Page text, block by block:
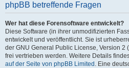
phpBB betreffende Fragen
Wer hat diese Forensoftware entwickelt?
Diese Software (in ihrer unmodifizierten
entwickelt und veröffentlicht. Sie ist
der GNU General Public License, Version 2
frei vertrieben werden. Weitere Details
auf der Seite von phpBB Limited . Eine